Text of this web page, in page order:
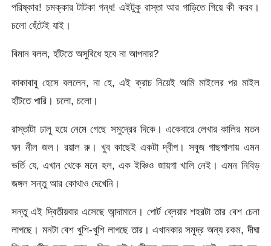
পরিষ্কার! চমক্কার টাটকা গন্ধ! এইটুকু রাস্তা আর গাড়িতে গিয়ে কী করব।
চলো হেঁটেই যাই।
বিমান বলল, হাঁটতে অসুবিধে হবে না আপনার?
কাকাবাবু হেসে বললেন, না হে, এই ক্রাচ নিয়েই আমি মাইলের পর মাইল
হাঁটতে পারি। চলো, চলো।
রাস্তাটা ঢালু হয়ে নেমে গেছে সমুদ্রের দিকে। একেবারে লেখার কালির মতন
ঘন নীল জল। রয়াল রু। খুব কাছেই একটা দ্বীপ। সবুজ গাছপালায় এমন
ভর্তি যে, এখান থেকে মনে হল, এক ইঞ্চিও জায়গা খালি নেই। এমন নিবিড়
জঙ্গল সন্তু আর কোথাও দেখেনি।
সন্তু এই দ্বিতীয়বার এসেছে আন্দামানে। পোর্ট ব্লেয়ার শহরটা তার বেশ চেনা
লাগছে। মনটা বেশ খুশি-খুশি লাগছে তার। এখানকার সমুদ্র অন্য রকম, দীঘা